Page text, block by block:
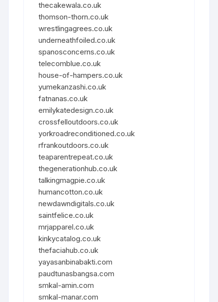
thecakewala.co.uk
thomson-thorn.co.uk
wrestlingagrees.co.uk
underneathfoiled.co.uk
spanosconcerns.co.uk
telecomblue.co.uk
house-of-hampers.co.uk
yumekanzashi.co.uk
fatnanas.co.uk
emilykatedesign.co.uk
crossfelloutdoors.co.uk
yorkroadreconditioned.co.uk
rfrankoutdoors.co.uk
teaparentrepeat.co.uk
thegenerationhub.co.uk
talkingmagpie.co.uk
humancotton.co.uk
newdawndigitals.co.uk
saintfelice.co.uk
mrjapparel.co.uk
kinkycatalog.co.uk
thefaciahub.co.uk
yayasanbinabakti.com
paudtunasbangsa.com
smkal-amin.com
smkal-manar.com